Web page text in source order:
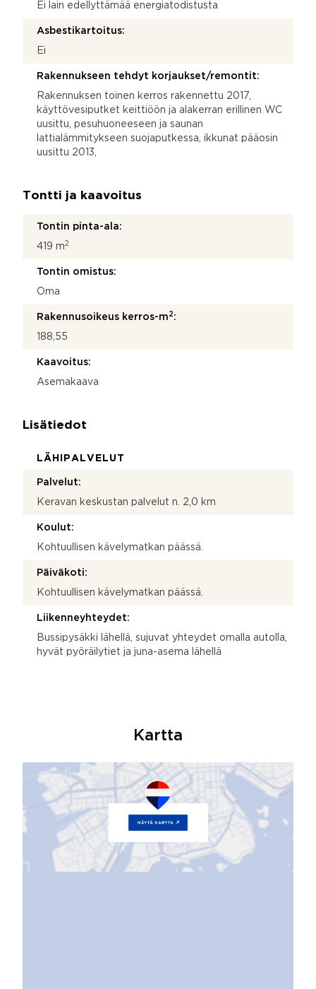
Ei lain edellyttämää energiatodistusta
Asbestikartoitus:
Ei
Rakennukseen tehdyt korjaukset/remontit:
Rakennuksen toinen kerros rakennettu 2017,
käyttövesiputket keittiöön ja alakerran erillinen WC
uusittu, pesuhuoneeseen ja saunan
lattialämmitykseen suojaputkessa, ikkunat pääosin
uusittu 2013,
Tontti ja kaavoitus
Tontin pinta-ala:
419 m2
Tontin omistus:
Oma
Rakennusoikeus kerros-m 2 :
188,55
Kaavoitus:
Asemakaava
Lisätiedot
LÄHIPALVELUT
Palvelut:
Keravan keskustan palvelut n. 2,0 km
Koulut:
Kohtuullisen kävelymatkan päässä.
Päiväkoti:
Kohtuullisen kävelymatkan päässä.
Liikenneyhteydet:
Bussipysäkki lähellä, sujuvat yhteydet omalla autolla,
hyvät pyöräilytiet ja juna-asema lähellä
Kartta